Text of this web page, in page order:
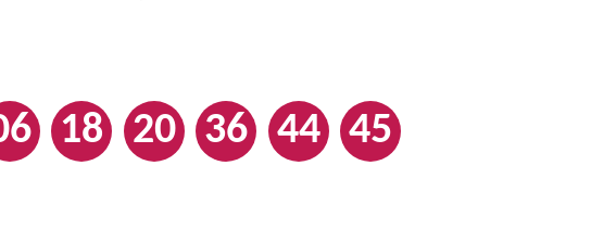
18 20 36 44 45